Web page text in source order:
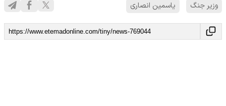
وزیر جنگ یاسمین انصاری